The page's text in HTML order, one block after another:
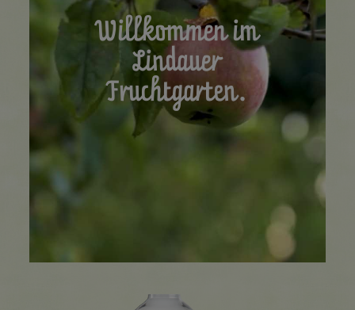
Willkommen im
Lindauer
Fruchtgarten.